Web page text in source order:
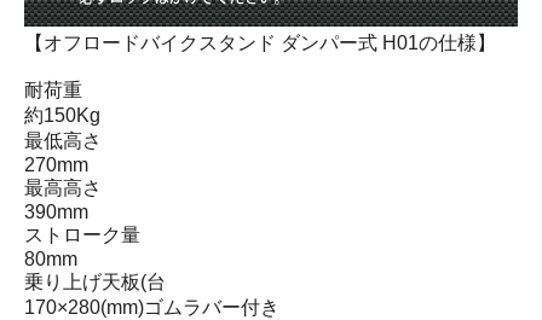
【オフロードバイクスタンド ダンパー式 H01の仕様】
耐荷重
約150Kg
最低高さ
270mm
最高高さ
390mm
ストローク量
80mm
乗り上げ天板(台
170×280(mm)ゴムラバー付き